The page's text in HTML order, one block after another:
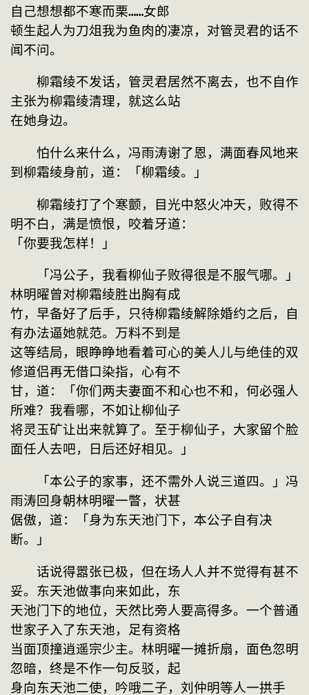
自己想想都不寒而栗……女郎
顿生起人为刀俎我为鱼肉的凄凉，对管灵君的话不
闻不问。
柳霜绫不发话，管灵君居然不离去，也不自作
主张为柳霜绫清理，就这么站
在她身边。
怕什么来什么，冯雨涛谢了恩，满面春风地来
到柳霜绫身前，道：「柳霜绫。」
柳霜绫打了个寒颤，目光中怒火冲天，败得不
明不白，满是愤恨，咬着牙道：
「你要我怎样！」
「冯公子，我看柳仙子败得很是不服气哪。」
林明曜曾对柳霜绫胜出胸有成
竹，早备好了后手，只待柳霜绫解除婚约之后，自
有办法逼她就范。万料不到是
这等结局，眼睁睁地看着可心的美人儿与绝佳的双
修道侣再无借口染指，心有不
甘，道：「你们两夫妻面不和心也不和，何必强人
所难？我看哪，不如让柳仙子
将灵玉矿让出来就算了。至于柳仙子，大家留个脸
面任人去吧，日后还好相见。」
「本公子的家事，还不需外人说三道四。」冯
雨涛回身朝林明曜一瞥，状甚
倨傲，道：「身为东天池门下，本公子自有决
断。」
话说得嚣张已极，但在场人人并不觉得有甚不
妥。东天池做事向来如此，东
天池门下的地位，天然比旁人要高得多。一个普通
世家子入了东天池，足有资格
当面顶撞逍遥宗少主。林明曜一摊折扇，面色忽明
忽暗，终是不作一句反驳，起
身向东天池二使，吟哦二子，刘仲明等人一拱手